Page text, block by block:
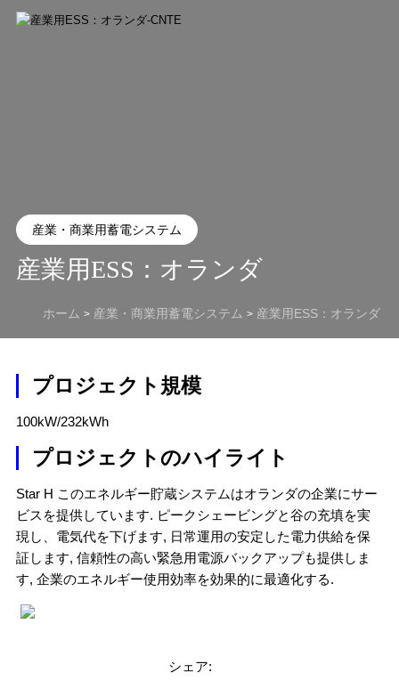
産業・商業用蓄電システム
産業用ESS：オランダ
ホーム > 産業・商業用蓄電システム > 産業用ESS：オランダ
プロジェクト規模
100kW/232kWh
プロジェクトのハイライト
Star H このエネルギー貯蔵システムはオランダの企業にサー
ビスを提供しています. ピークシェービングと谷の充填を実
現し、電気代を下げます, 日常運用の安定した電力供給を保
証します, 信頼性の高い緊急用電源バックアップも提供しま
す, 企業のエネルギー使用効率を効果的に最適化する.
シェア: